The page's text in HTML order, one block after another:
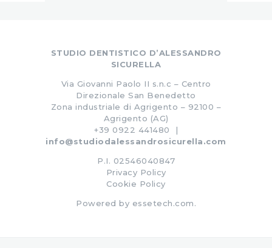
STUDIO DENTISTICO D’ALESSANDRO
SICURELLA
Via Giovanni Paolo II s.n.c – Centro
Direzionale San Benedetto
Zona industriale di Agrigento – 92100 –
Agrigento (AG)
+39 0922 441480 |
info@studiodalessandrosicurella.com
P.I. 02546040847
Privacy Policy
Cookie Policy
Powered by essetech.com.